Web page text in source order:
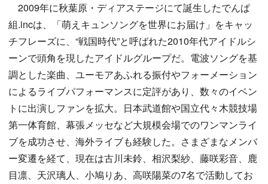
2009年に秋葉原・ディアステージにて誕生したでんぱ
組.incは、「萌えキュンソングを世界にお届け」をキャッ
チフレーズに、“戦国時代”と呼ばれた2010年代アイドルシ
ーンで頭角を現したアイドルグループだ。電波ソングを基
調とした楽曲、ユーモアあふれる振付やフォーメーション
によるライブパフォーマンスに定評があり、数々のイベン
トに出演しファンを拡大。日本武道館や国立代々木競技場
第一体育館、幕張メッセなど大規模会場でのワンマンライ
ブを成功させ、海外ライブも経験した。さまざまなメンバ
ー変遷を経て、現在は古川未鈴、相沢梨紗、藤咲彩音、鹿
目凛、天沢璃人、小鳩りあ、高咲陽菜の7名で活動してお